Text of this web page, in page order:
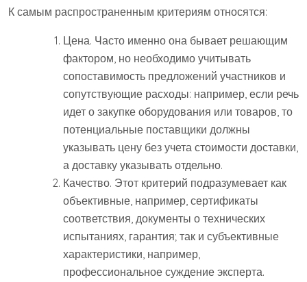
К самым распространенным критериям относятся:
Цена. Часто именно она бывает решающим
фактором, но необходимо учитывать
сопоставимость предложений участников и
сопутствующие расходы: например, если речь
идет о закупке оборудования или товаров, то
потенциальные поставщики должны
указывать цену без учета стоимости доставки,
а доставку указывать отдельно.
Качество. Этот критерий подразумевает как
объективные, например, сертификаты
соответствия, документы о технических
испытаниях, гарантия; так и субъективные
характеристики, например,
профессиональное суждение эксперта.